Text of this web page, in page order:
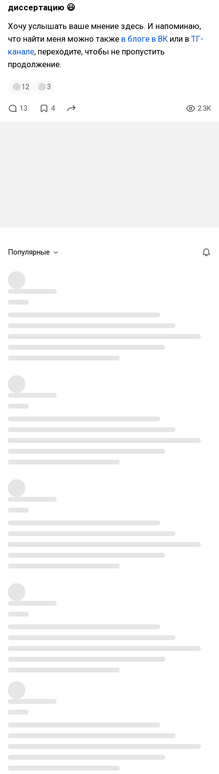
диссертацию 😃
Хочу услышать ваше мнение здесь. И напоминаю,
что найти меня можно также в блоге в ВК или в ТГ-
канале, переходите, чтобы не пропустить
продолжение.
12 3
13 4 2.3K
Популярные